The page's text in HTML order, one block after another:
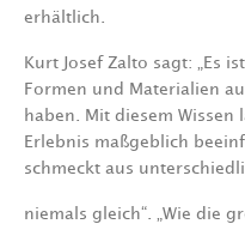
erhältlich.
Kurt Josef Zalto sagt: „Es
Formen und Materialien
haben. Mit diesem Wissen
Erlebnis maßgeblich
schmeckt aus
niemals gleich“. „Wie die